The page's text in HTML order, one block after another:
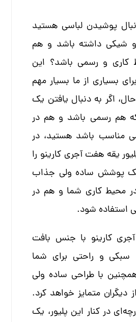
پوشیدن لباسی هستید
شیکی داشته باشد و هم
کاری و رسمی باشد؟ این
بسیاری از ما بسیار مهم
اگر به دنبال یافتن یک
هم رسمی باشد و هم در
مناسب باشد هستید، در
یقه هفت آجری کارینو را
یک پوشش ساده ولی جذاب
محیط کاری شما و هم در
استفاده شود.
کارینو با جنس بافت
و راحتی برای شما
با طراحی ساده ولی
دیگران متمایز خواهد کرد.
در کنار این پلیور، یک